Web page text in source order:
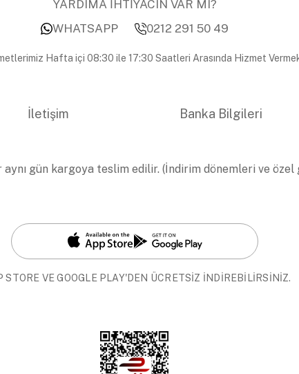
YARDIMA İHTİYACIN VAR MI?
WHATSAPP
0212 291 50 49
Hafta içi 08:30 ile 17:30 Saatleri Arasında Hizmet
İletişim Banka Bilgileri
gün kargoya teslim edilir. (İndirim dönemleri ve
STORE VE GOOGLE PLAY'DEN ÜCRETSİZ İNDİREBİLİRSİNİZ.